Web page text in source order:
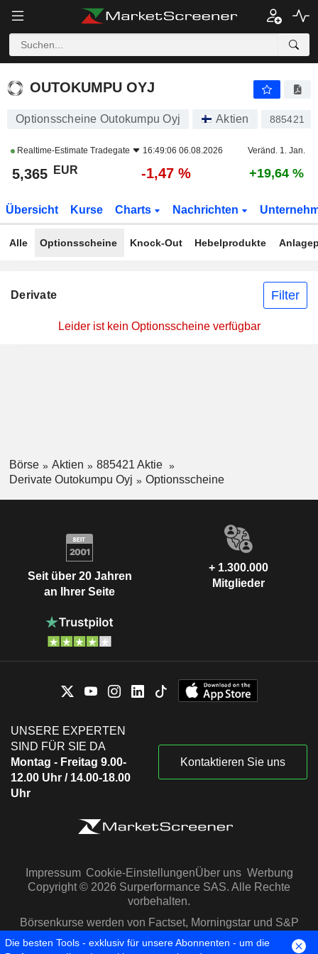
OUTOKUMPU OYJ
OUTOKUMPU OYJ
Optionsscheine Outokumpu Oyj Aktien 885421
Realtime-Estimate Tradegate 16:49:06 06.08.2026 Veränd. 1. Jan.
5,365 EUR -1,47 % +19,64 %
Übersicht Kurse Charts Nachrichten
Alle Optionsscheine Knock-Out Hebelprodukte
Derivate Filter
Leider ist kein Optionsscheine verfügbar
Börse Aktien
885421 Aktie
Derivate Outokumpu Oyj
Optionsscheine
Seit über 20 Jahren
an Ihrer Seite
+ 1.300.000
Mitglieder
UNSERE EXPERTEN
SIND FÜR SIE DA
Montag - Freitag 9.00-
12.00 Uhr / 14.00-18.00
Uhr
Kontaktieren Sie uns
Impressum Cookie-EinstellungenÜber uns Werbung
Copyright © 2026 Surperformance SAS. Alle Rechte
vorbehalten.
Börsenkurse werden von Factset, Morningstar und S&P
Capital IQ zur Verfügung gestellt
Die besten Tools - exklusiv für unsere Abonnenten - um die